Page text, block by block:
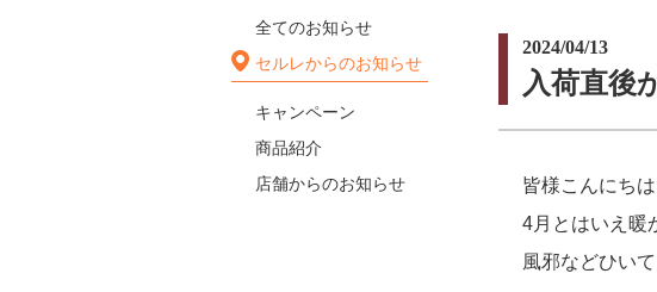
全てのお知らせ
セルレからのお知らせ
キャンペーン
商品紹介
店舗からのお知らせ
2024/04/13
入荷直後
皆様こんにちは
4月とはいえ暖
風邪などひい